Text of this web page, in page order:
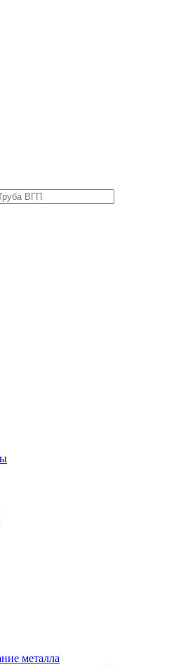
металла